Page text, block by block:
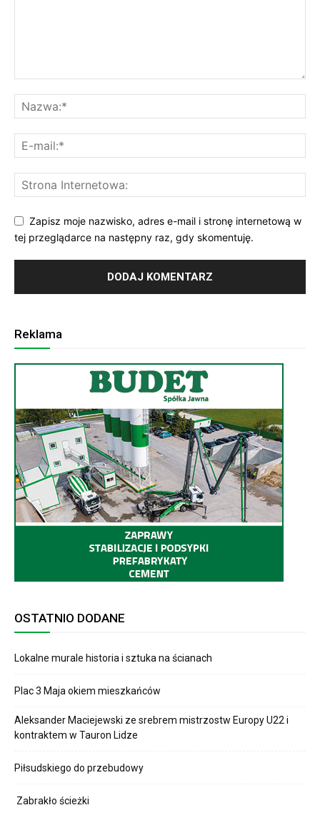
Zapisz moje nazwisko, adres e-mail i stronę internetową w
tej przeglądarce na następny raz, gdy skomentuję.
Reklama
OSTATNIO DODANE
Lokalne murale historia i sztuka na ścianach
Plac 3 Maja okiem mieszkańców
Aleksander Maciejewski ze srebrem mistrzostw Europy U22 i
kontraktem w Tauron Lidze
Piłsudskiego do przebudowy
Zabrakło ścieżki